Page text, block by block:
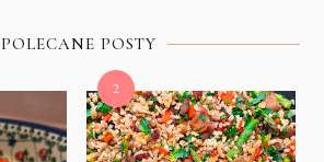
POLECANE POSTY